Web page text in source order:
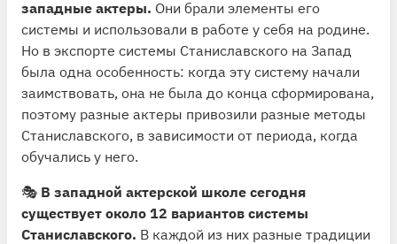
западные актеры. Они брали элементы его
системы и использовали в работе у себя на родине.
Но в экспорте системы Станиславского на Запад
была одна особенность: когда эту систему начали
заимствовать, она не была до конца сформирована,
поэтому разные актеры привозили разные методы
Станиславского, в зависимости от периода, когда
обучались у него.
🎭 В западной актерской школе сегодня
существует около 12 вариантов системы
Станиславского. В каждой из них разные традиции